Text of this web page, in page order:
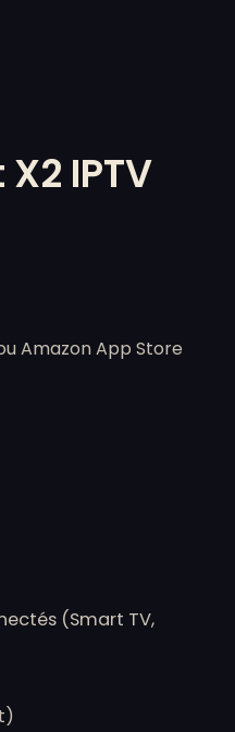
IPTV
Amazon App Store
(Smart TV,